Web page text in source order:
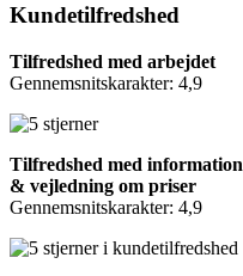
Kundetilfredshed
Tilfredshed med arbejdet
Gennemsnitskarakter: 4,9
Tilfredshed med information
& vejledning om priser
Gennemsnitskarakter: 4,9